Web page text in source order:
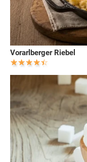
Vorarlberger Riebel